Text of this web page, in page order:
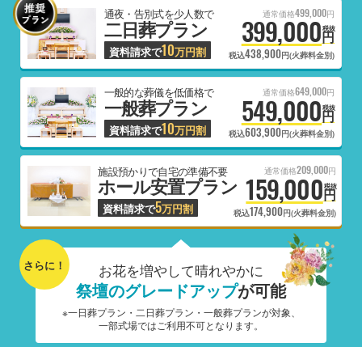
通夜・告別式を少人数で
二日葬プラン
資料請求で10万円割
通常価格499,000円
399,000円
税抜
税込438,900円(火葬料金別)
一般的な葬儀を低価格で
一般葬プラン
資料請求で10万円割
通常価格649,000円
549,000円
税抜
税込603,900円(火葬料金別)
施設預かりで自宅の準備不要
ホール安置プラン
資料請求で5万円割
通常価格209,000円
159,000円
税抜
税込174,900円(火葬料金別)
さらに！ お花を増やして晴れやかに
祭壇のグレードアップが可能
※一日葬プラン・二日葬プラン・一般葬プランが対象、
一部式場ではご利用不可となります。